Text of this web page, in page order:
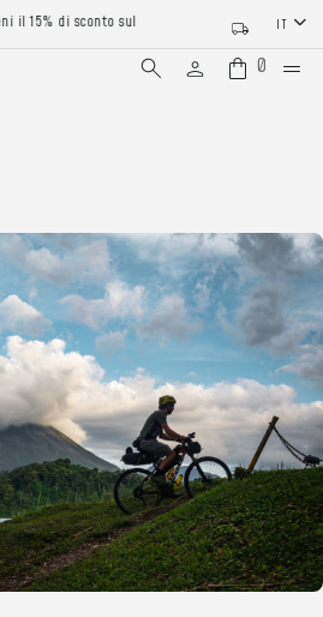
15% di sconto sul tuo primo ordine IT
0